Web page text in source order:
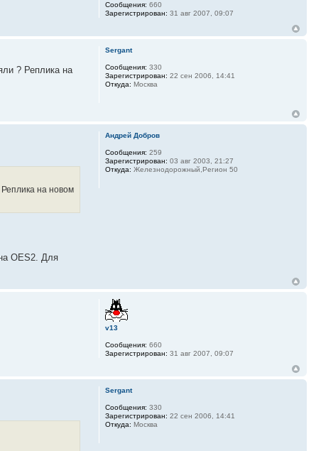
Сообщения: 660
Зарегистрирован: 31 авг 2007, 09:07
? Реплика на
Sergant
Сообщения: 330
Зарегистрирован: 22 сен 2006, 14:41
Откуда: Москва
на новом
OES2. Для
Андрей Добров
Сообщения: 259
Зарегистрирован: 03 авг 2003, 21:27
Откуда: Железнодорожный,Регион 50
v13
Сообщения: 660
Зарегистрирован: 31 авг 2007, 09:07
Sergant
Сообщения: 330
Зарегистрирован: 22 сен 2006, 14:41
Откуда: Москва